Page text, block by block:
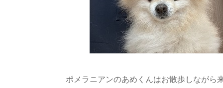
ポメラニアンのあめくんはお散歩しながら